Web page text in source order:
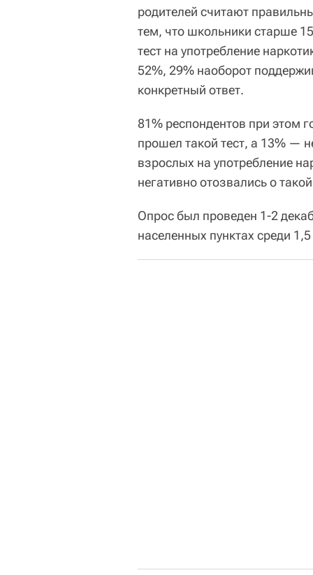
родителей считают
тем, что школьники старше
тест на употребление
52%, 29% наоборот
конкретный ответ.
81% респондентов при этом
прошел такой тест, а 13% —
взрослых на употребление
негативно отозвались о
Опрос был проведен 1-2
населенных пунктах среди